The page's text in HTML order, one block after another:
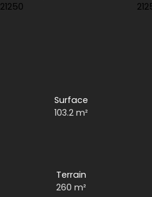
Surface
103.2m²
Terrain
260m²